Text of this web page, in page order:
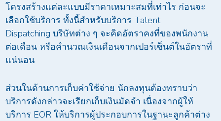
โครงสร้างแต่ละแบบมีราคาเหมาะสมที่เท่าไร ก่อนจะ
เลือกใช้บริการ ทั้งนี้สำหรับบริการ Talent
Dispatching บริษัทต่าง ๆ จะคิดอัตราคงที่ของพนักงาน
ต่อเดือน หรือคำนวณเงินเดือนจากเปอร์เซ็นต์ในอัตราที่
แน่นอน
ส่วนในด้านการเก็บค่าใช้จ่าย นักลงทุนต้องทราบว่า
บริการดังกล่าวจะเรียกเก็บเงินมัดจำ เนื่องจากผู้ให้
บริการ EOR ให้บริการผู้ประกอบการในฐานะลูกค้าต่าง